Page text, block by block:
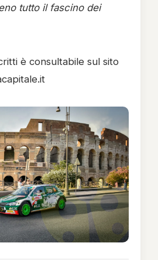
tutto il fascino dei
è consultabile sul sito